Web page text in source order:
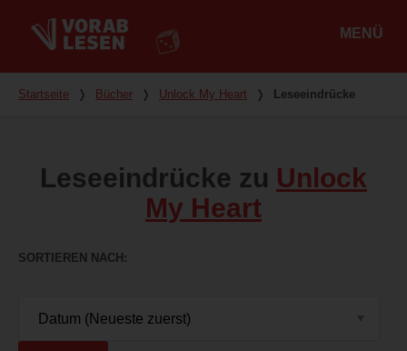
MENÜ
Du bist hier
Startseite ❭ Bücher ❭ Unlock My Heart ❭ Leseeindrücke
Leseeindrücke zu Unlock
My Heart
SORTIEREN NACH